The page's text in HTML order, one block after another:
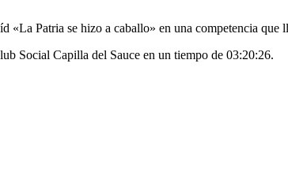
«La Patria se hizo a caballo» en una competencia que
Social Capilla del Sauce en un tiempo de 03:20:26.